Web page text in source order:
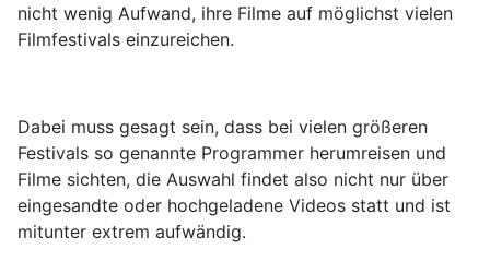
nicht wenig Aufwand, ihre Filme auf möglichst vielen
Filmfestivals einzureichen.
Dabei muss gesagt sein, dass bei vielen größeren
Festivals so genannte Programmer herumreisen und
Filme sichten, die Auswahl findet also nicht nur über
eingesandte oder hochgeladene Videos statt und ist
mitunter extrem aufwändig.